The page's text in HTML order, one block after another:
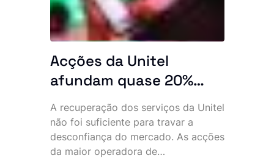
em várias províncias do país.
Acções da Unitel
afundam quase 20%
apesar da reposição dos
serviços após
ciberataque
A recuperação dos serviços da Unitel
não foi suficiente para travar a
desconfiança do mercado. As acções
da maior operadora de